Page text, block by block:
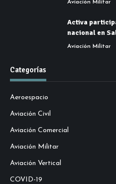
Aviación Militar
Activa
nacional en
Aviación Militar
Categorías
Aeroespacio
Aviación Civil
Aviación Comercial
Aviación Militar
Aviación Vertical
COVID-19